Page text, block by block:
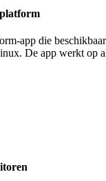
app die
De app werkt op